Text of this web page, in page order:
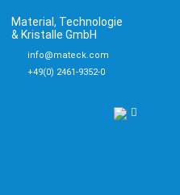
Material, Technologie
& Kristalle GmbH
info@mateck.com
+49(0) 2461-9352-0